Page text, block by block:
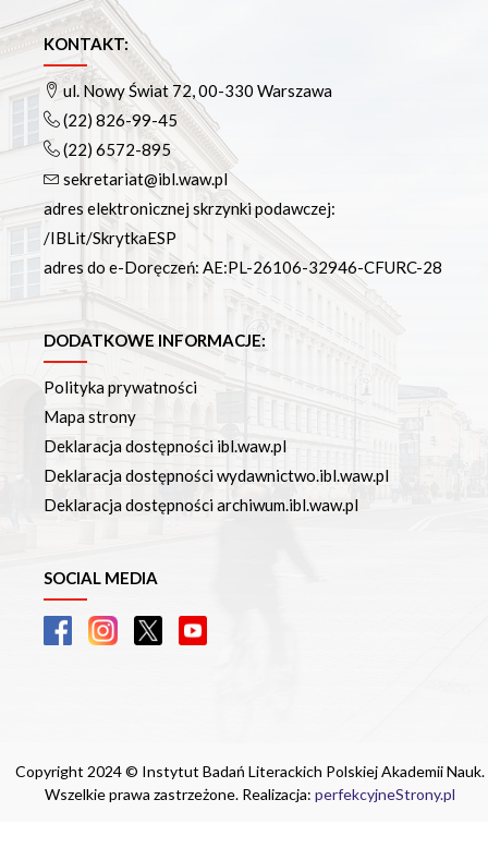
KONTAKT:
ul. Nowy Świat 72, 00-330 Warszawa
(22) 826-99-45
(22) 6572-895
sekretariat@ibl.waw.pl
adres elektronicznej skrzynki podawczej:
/IBLit/SkrytkaESP
adres do e-Doręczeń: AE:PL-26106-32946-CFURC-28
DODATKOWE INFORMACJE:
Polityka prywatności
Mapa strony
Deklaracja dostępności ibl.waw.pl
Deklaracja dostępności wydawnictwo.ibl.waw.pl
Deklaracja dostępności archiwum.ibl.waw.pl
SOCIAL MEDIA
Copyright 2024 © Instytut Badań Literackich Polskiej Akademii Nauk.
Wszelkie prawa zastrzeżone. Realizacja: perfekcyjneStrony.pl